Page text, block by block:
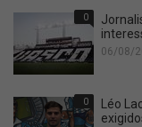
0
06/08/
0
Léo